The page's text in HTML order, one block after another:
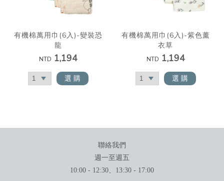
有機棉萬用巾(6入)-變裝恐
龍
NTD 1,194
選 購
有機棉萬用巾(6入)-紫色薰
衣草
NTD 1,194
選 購
聯絡我們
週一至週五
10:00 - 12:30、13:30 - 17:00